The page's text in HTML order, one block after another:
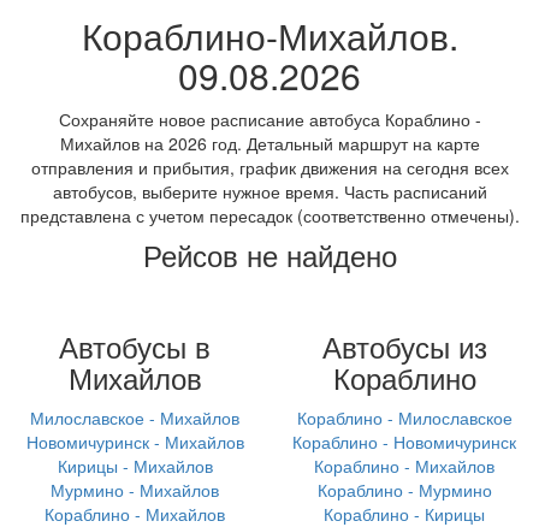
Кораблино-Михайлов.
09.08.2026
Сохраняйте новое расписание автобуса Кораблино -
Михайлов на 2026 год. Детальный маршрут на карте
отправления и прибытия, график движения на сегодня всех
автобусов, выберите нужное время. Часть расписаний
представлена с учетом пересадок (соответственно отмечены).
Рейсов не найдено
Автобусы в
Михайлов
Милославское - Михайлов
Новомичуринск - Михайлов
Кирицы - Михайлов
Мурмино - Михайлов
Кораблино - Михайлов
Автобусы из
Кораблино
Кораблино - Милославское
Кораблино - Новомичуринск
Кораблино - Михайлов
Кораблино - Мурмино
Кораблино - Кирицы